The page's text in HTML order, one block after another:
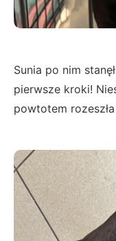
Sunia po nim
pierwsze kroki!
powtotem